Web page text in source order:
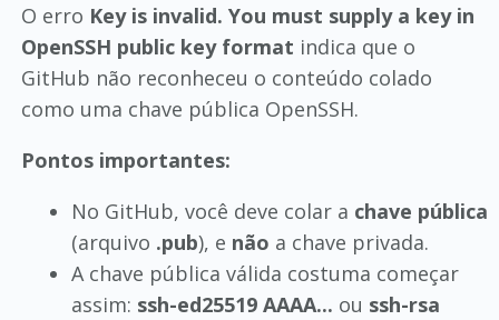
O erro Key is invalid. You must supply a key in
OpenSSH public key format indica que o
GitHub não reconheceu o conteúdo colado
como uma chave pública OpenSSH.
Pontos importantes:
No GitHub, você deve colar a chave pública
(arquivo .pub), e não a chave privada.
A chave pública válida costuma começar
assim: ssh-ed25519 AAAA... ou ssh-rsa